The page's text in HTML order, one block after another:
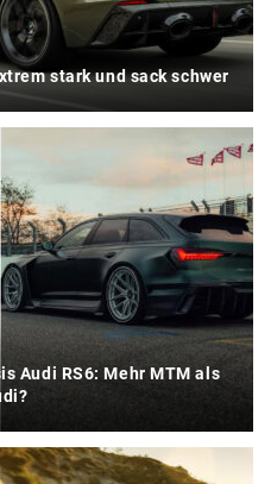
stark und sack schwer
Audi RS6: Mehr MTM als